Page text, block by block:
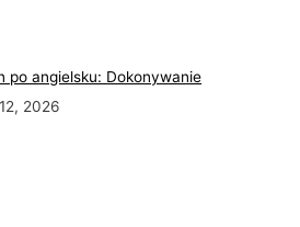
po angielsku: Dokonywanie
2026